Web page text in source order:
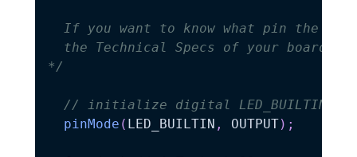
If you want to know what pin the
  the Technical Specs of your board.
*/
// initialize digital LED_BUILTIN on
pinMode ( LED_BUILTIN , OUTPUT) ;